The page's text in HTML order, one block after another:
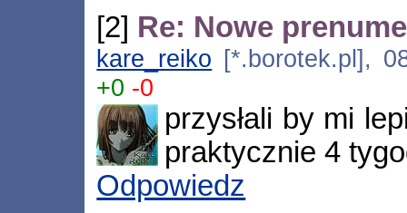
[2] Re: Nowe
kare_reiko [*.borotek.pl],
+0 -0
przysłali by mi
praktycznie 4
Odpowiedz